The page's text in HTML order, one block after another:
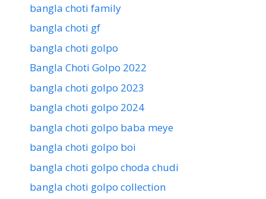
bangla choti family
bangla choti gf
bangla choti golpo
Bangla Choti Golpo 2022
bangla choti golpo 2023
bangla choti golpo 2024
bangla choti golpo baba meye
bangla choti golpo boi
bangla choti golpo choda chudi
bangla choti golpo collection